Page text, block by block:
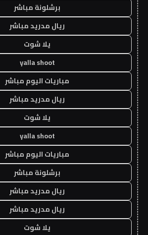
برشلونة مباشر
ريال مدريد مباشر
يلا شوت
yalla shoot
مباريات اليوم مباشر
ريال مدريد مباشر
يلا شوت
yalla shoot
مباريات اليوم مباشر
برشلونة مباشر
ريال مدريد مباشر
ريال مدريد مباشر
يلا شوت